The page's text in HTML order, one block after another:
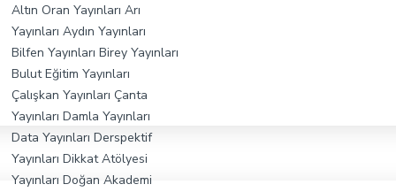
Altın Oran Yayınları Arı
Yayınları Aydın Yayınları
Bilfen Yayınları Birey Yayınları
Bulut Eğitim Yayınları
Çalışkan Yayınları Çanta
Yayınları Damla Yayınları
Data Yayınları Derspektif
Yayınları Dikkat Atölyesi
Yayınları Doğan Akademi